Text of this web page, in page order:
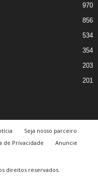
970
856
534
354
203
201
Seja nosso parceiro
de Privacidade
Anuncie
direitos reservados.